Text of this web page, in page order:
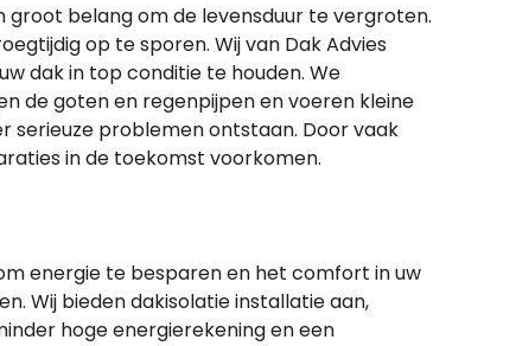
groot belang om de levensduur te vergroten.
op te sporen. Wij van Dak Advies
dak in top conditie te houden. We
de goten en regenpijpen en voeren kleine
serieuze problemen ontstaan. Door vaak
in de toekomst voorkomen.
energie te besparen en het comfort in uw
Wij bieden dakisolatie installatie aan,
hoge energierekening en een